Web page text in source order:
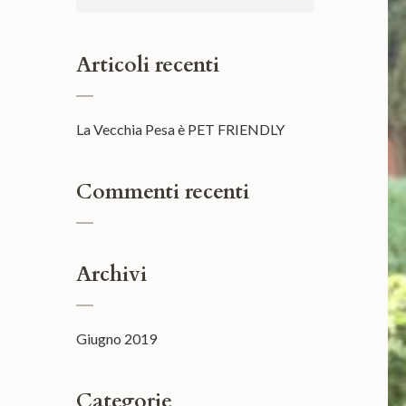
Articoli recenti
La Vecchia Pesa è PET FRIENDLY
Commenti recenti
Archivi
Giugno 2019